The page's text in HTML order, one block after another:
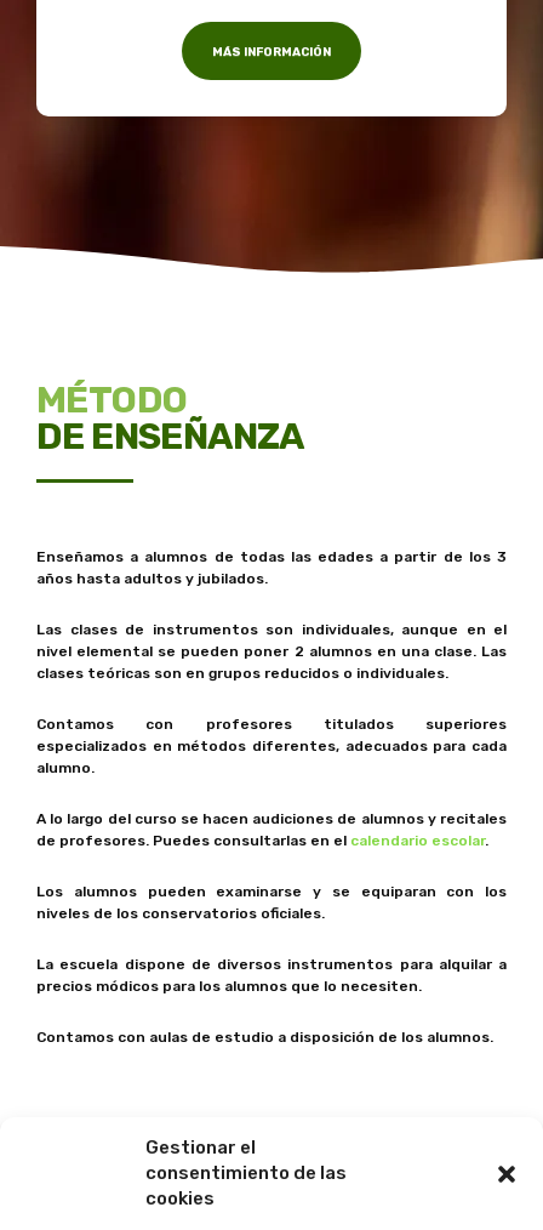
Gestionar el
consentimiento de las
cookies
MÁS INFORMACIÓN
MÉTODO
DE ENSEÑANZA
Enseñamos a alumnos de todas las edades a partir de los 3
años hasta adultos y jubilados.
Las clases de instrumentos son individuales, aunque en el
nivel elemental se pueden poner 2 alumnos en una clase. Las
clases teóricas son en grupos reducidos o individuales.
Contamos con profesores titulados superiores
especializados en métodos diferentes, adecuados para cada
alumno.
A lo largo del curso se hacen audiciones de alumnos y recitales
de profesores. Puedes consultarlas en el calendario escolar.
Los alumnos pueden examinarse y se equiparan con los
niveles de los conservatorios oficiales.
La escuela dispone de diversos instrumentos para alquilar a
precios módicos para los alumnos que lo necesiten.
Contamos con aulas de estudio a disposición de los alumnos.